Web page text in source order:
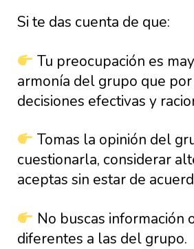
Si te das cuenta de que:
Tu preocupación es
armonía del grupo que
decisiones efectivas y
Tomas la opinión del
cuestionarla, considerar
aceptas sin estar de
No buscas información
diferentes a las del grupo.